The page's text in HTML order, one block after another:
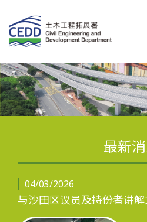
繁 简 ENG
主页
最新
04/03/2026
与沙田区议员及持份者讲